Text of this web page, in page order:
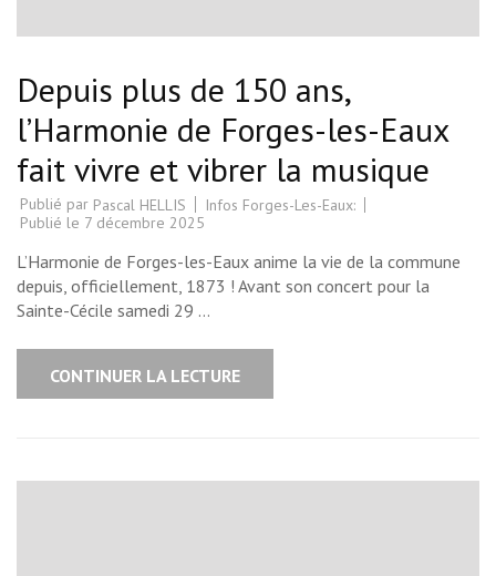
Depuis plus de 150 ans,
l’Harmonie de Forges-les-Eaux
fait vivre et vibrer la musique
Publié par Pascal HELLIS
Infos Forges-Les-Eaux:
Publié le 7 décembre 2025
L’Harmonie de Forges-les-Eaux anime la vie de la commune
depuis, officiellement, 1873 ! Avant son concert pour la
Sainte-Cécile samedi 29 …
CONTINUER LA LECTURE